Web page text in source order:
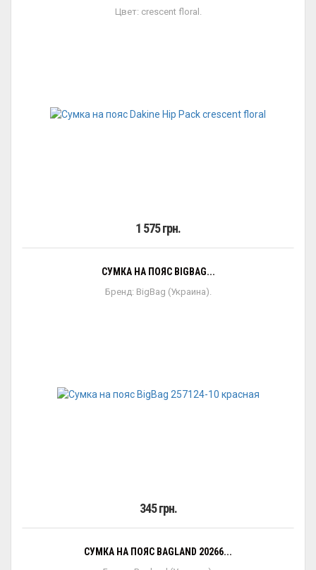
Цвет: crescent floral.
1 575 грн.
СУМКА НА ПОЯС BIGBAG...
Бренд: BigBag (Украина).
345 грн.
СУМКА НА ПОЯС BAGLAND 20266...